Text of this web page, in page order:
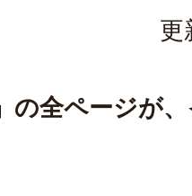
更
の全ページが